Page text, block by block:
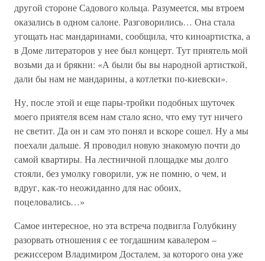
другой стороне Садового кольца. Разумеется, мы втроем
оказались в одном салоне. Разговорились… Она стала
угощать нас мандаринами, сообщила, что киноартистка, а
в Доме литераторов у нее был концерт. Тут приятель мой
возьми да и брякни: «А были бы вы народной артисткой,
дали бы нам не мандарины, а котлетки по-киевски».
Ну, после этой и еще пары-тройки подобных шуточек
моего приятеля всем нам стало ясно, что ему тут ничего
не светит. Да он и сам это понял и вскоре сошел. Ну а мы
поехали дальше. Я проводил новую знакомую почти до
самой квартиры. На лестничной площадке мы долго
стояли, без умолку говорили, уж не помню, о чем, и
вдруг, как-то неожиданно для нас обоих,
поцеловались…»
Самое интересное, но эта встреча подвигла Голубкину
разорвать отношения с ее тогдашним кавалером –
режиссером Владимиром Досталем, за которого она уже